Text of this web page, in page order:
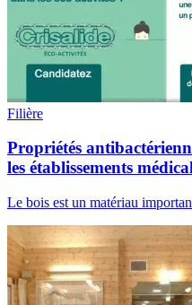
Filière
Propriétés
les établissements
Le bois est un matériau